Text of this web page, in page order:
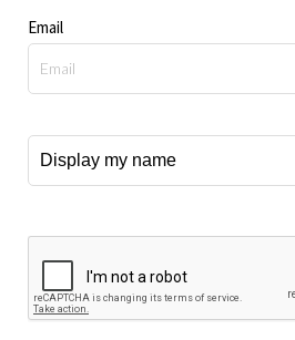
Email